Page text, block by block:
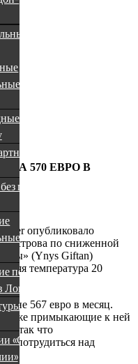
ЗА 570 ЕВРО В
опубликовало
острова по сниженной
(Ynys Giftan)
температура 20
цене 567 евро в месяц.
также примыкающие к ней
так что
потрудиться над
экскурсии
гида с
пешеходные
в
«Сказочные